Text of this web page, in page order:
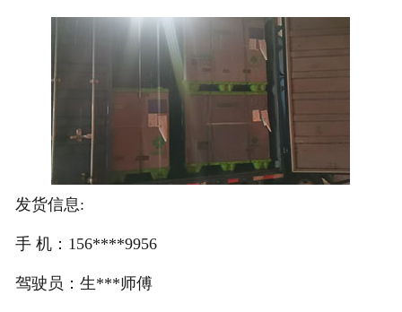
联系我们
注册
/
登录
在线礼佛
发货信息:
手 机：156****9956
驾驶员：生***师傅